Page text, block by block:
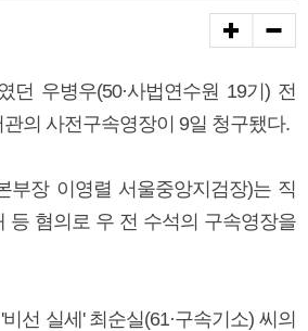
던 우병우(50·사법연수원 19기) 전
의 사전구속영장이 9일 청구됐다.
부장 이영렬 서울중앙지검장)는 직
등 혐의로 우 전 수석의 구속영장을
선 실세' 최순실(61·구속기소) 씨의